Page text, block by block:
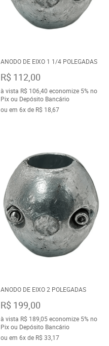
ANODO DE EIXO 1 1/4 POLEGADAS
R$ 112,00
à vista R$ 106,40 economize 5%no
Pix ou Depósito Bancário
ou em 6xde R$ 18,67
ANODO DE EIXO 2 POLEGADAS
R$ 199,00
à vista R$ 189,05economize 5%no
Pix ou Depósito Bancário
ou em 6xde R$ 33,17